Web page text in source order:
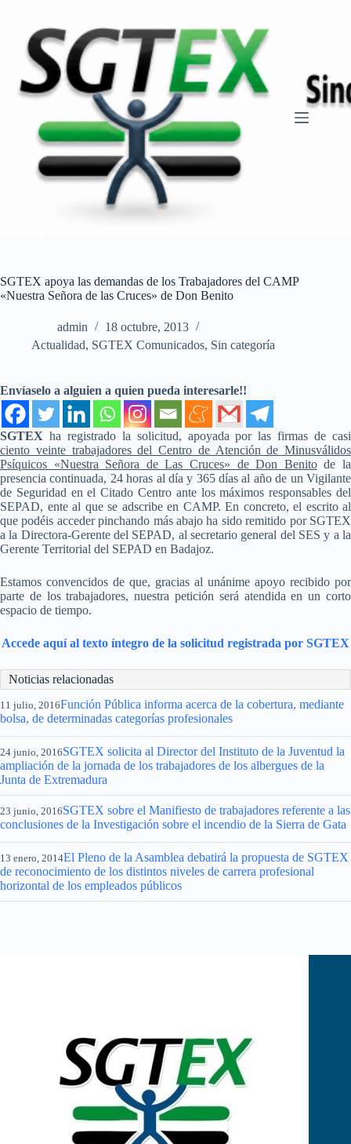
contenido
SGTEX apoya las demandas de los Trabajadores del CAMP
«Nuestra Señora de las Cruces» de Don Benito
admin
18 octubre, 2013
Actualidad, SGTEX Comunicados, Sin categoría
Envíaselo a alguien a quien pueda interesarle!!
SGTEX ha registrado la solicitud, apoyada por las firmas de casi
ciento veinte trabajadores del Centro de Atención de Minusválidos
Psíquicos «Nuestra Señora de Las Cruces» de Don Benitode la
presencia continuada, 24 horas al día y 365 días al año de un Vigilante
de Seguridad en el Citado Centro ante los máximos responsables del
SEPAD, ente al que se adscribe en CAMP. En concreto, el escrito al
que podéis acceder pinchando más abajo ha sido remitido por SGTEX
a la Directora-Gerente del SEPAD, al secretario general del SES y a la
Gerente Territorial del SEPAD en Badajoz.
Estamos convencidos de que, gracias al unánime apoyo recibido por
parte de los trabajadores, nuestra petición será atendida en un corto
espacio de tiempo.
Accede aquí al texto íntegro de la solicitud registrada por SGTEX
Noticias relacionadas
11 julio, 2016Función Pública informa acerca de la cobertura, mediante
bolsa, de determinadas categorías profesionales
24 junio, 2016SGTEX solicita al Director del Instituto de la Juventud la
ampliación de la jornada de los trabajadores de los albergues de la
Junta de Extremadura
23 junio, 2016SGTEX sobre el Manifiesto de trabajadores referente a las
conclusiones de la Investigación sobre el incendio de la Sierra de Gata
13 enero, 2014El Pleno de la Asamblea debatirá la propuesta de SGTEX
de reconocimiento de los distintos niveles de carrera profesional
horizontal de los empleados públicos